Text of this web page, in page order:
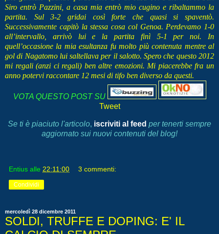
Siro entrò Pazzini, a casa mia entrò mio cugino e ribaltammo la
partita. Sul 3-2 gridai così forte che quasi si spaventò.
Successivamente capitò la stessa cosa col Genoa. Perdevamo 1-0
all’intervallo, arrivò lui e la partita finì 5-1 per noi. In
quell’occasione la mia esultanza fu molto più contenuta mentre al
gol di Nagatomo lui saltellava per il salotto. Spero che questo 2012
mi regali (anzi ci regali) ben altre emozioni. Mi piacerebbe fra un
anno potervi raccontare 12 mesi di tifo ben diverso da questi.
VOTA QUESTO POST SU
Tweet
Se ti è piaciuto l'articolo, iscriviti al feed per tenerti sempre
aggiornato sui nuovi contenuti del blog!
Entius alle 22:11:00 3 commenti:
Condividi
mercoledì 28 dicembre 2011
SOLDI, TRUFFE E DOPING: E' IL